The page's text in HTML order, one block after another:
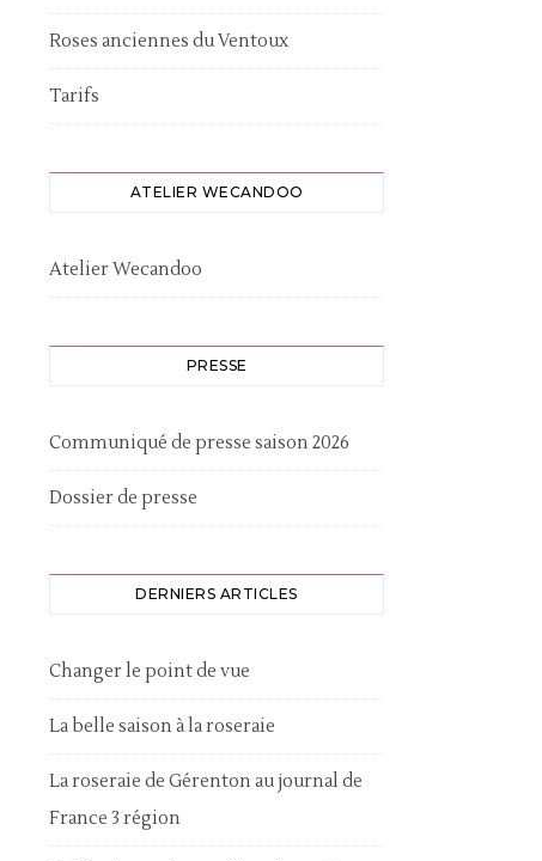
Roses anciennes du Ventoux
Tarifs
ATELIER WECANDOO
Atelier Wecandoo
PRESSE
Communiqué de presse saison 2026
Dossier de presse
DERNIERS ARTICLES
Changer le point de vue
La belle saison à la roseraie
La roseraie de Gérenton au journal de
France 3 région